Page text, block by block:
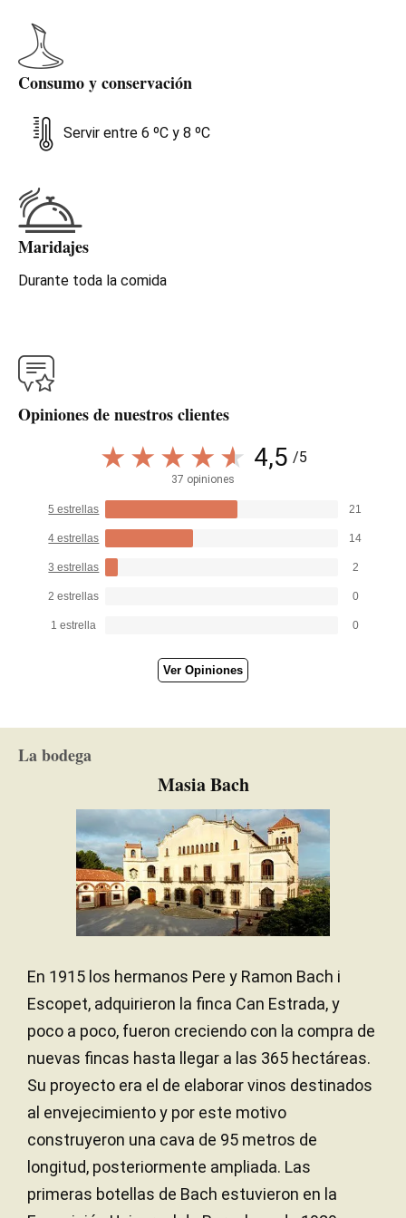
Consumo y conservación
Servir entre 6 ºC y 8 ºC
Maridajes
Durante toda la comida
Opiniones de nuestros clientes
4,5 /5
37 opiniones
5 estrellas 21
4 estrellas 14
3 estrellas 2
2 estrellas 0
1 estrella 0
Ver Opiniones
La bodega
Masia Bach
En 1915 los hermanos Pere y Ramon Bach i
Escopet, adquirieron la finca Can Estrada, y
poco a poco, fueron creciendo con la compra de
nuevas fincas hasta llegar a las 365 hectáreas.
Su proyecto era el de elaborar vinos destinados
al envejecimiento y por este motivo
construyeron una cava de 95 metros de
longitud, posteriormente ampliada. Las
primeras botellas de Bach estuvieron en la